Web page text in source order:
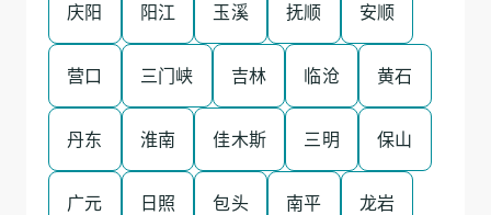
庆阳 阳江 玉溪 抚顺 安顺
营口 三门峡 吉林 临沧 黄石
丹东 淮南 佳木斯 三明 保山
广元 日照 包头 南平 龙岩